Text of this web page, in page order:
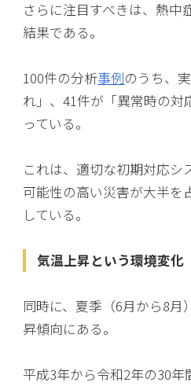
さらに注目すべきは、熱中
結果である。
100件の分析事例のうち、
れ」、41件が「異常時の対
っている。
これは、適切な初期対応シ
可能性の高い災害が大半を
している。
気温上昇という環境変化
同時に、夏季（6月から8月
昇傾向にある。
平成3年から令和2年の30年